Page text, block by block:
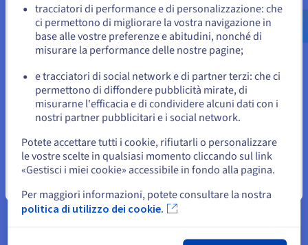
Object Storage(S3, swift)
Log Data Platform(Graylog, OpenSearch)
us.ovhcloud.com/ Inglese USD - $
o
Resta sul sito web attuale
Seleziona un altro sito web
tracciatori di performance e di personalizzazione: che
ci permettono di migliorare la vostra navigazione in
base alle vostre preferenze e abitudini, nonché di
misurare la performance delle nostre pagine;
e tracciatori di social network e di partner terzi: che ci
permettono di diffondere pubblicità mirate, di
misurarne l'efficacia e di condividere alcuni dati con i
nostri partner pubblicitari e i social network.
Potete accettare tutti i cookie, rifiutarli o personalizzare
le vostre scelte in qualsiasi momento cliccando sul link
«Gestisci i miei cookie» accessibile in fondo alla pagina.
Per maggiori informazioni, potete consultare la nostra
politica di utilizzo dei cookie.